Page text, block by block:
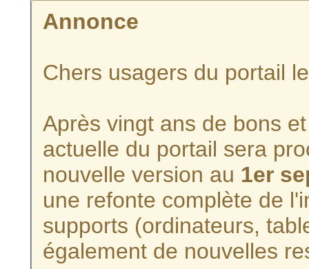
Annonce
Chers usagers du portail
Après vingt ans de bons
actuelle du portail sera
nouvelle version au 1er
une refonte complète de
supports (ordinateurs,
également de nouvelles